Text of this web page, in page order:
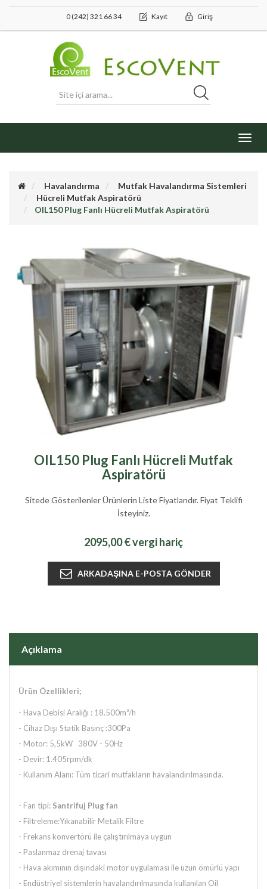
0 (242) 321 66 34 Kayıt Giriş
Havalandırma
Mutfak Havalandırma Sistemleri
Hücreli Mutfak Aspiratörü
OIL150 Plug Fanlı Hücreli Mutfak Aspiratörü
OIL150 Plug Fanlı Hücreli Mutfak
Aspiratörü
Sitede Gösterilenler Ürünlerin Liste Fiyatlarıdır. Fiyat Teklifi
İsteyiniz.
2095,00 € vergi hariç
Açıklama
Ürün Özellikleri;
- Hava Debisi Aralığı : 18.500m³/h
- Cihaz Dışı Statik Basınç :300Pa
- Motor: 5,5kW 380V - 50Hz
- Devir: 1.405rpm/dk
- Kullanım Alanı: Tüm ticari mutfakların havalandırılmasında.
- Fan tipi: Santrifuj Plug fan
- Filtreleme:Yıkanabilir Metalik Filtre
- Frekans konvertörü ile çalıştırılmaya uygun
- Paslanmaz drenaj tavası
- Hava akımının dışındaki motor uygulaması ile uzun ömürlü yapı
- Endüstriyel sistemlerin havalandırılmasında kullanılan Oil